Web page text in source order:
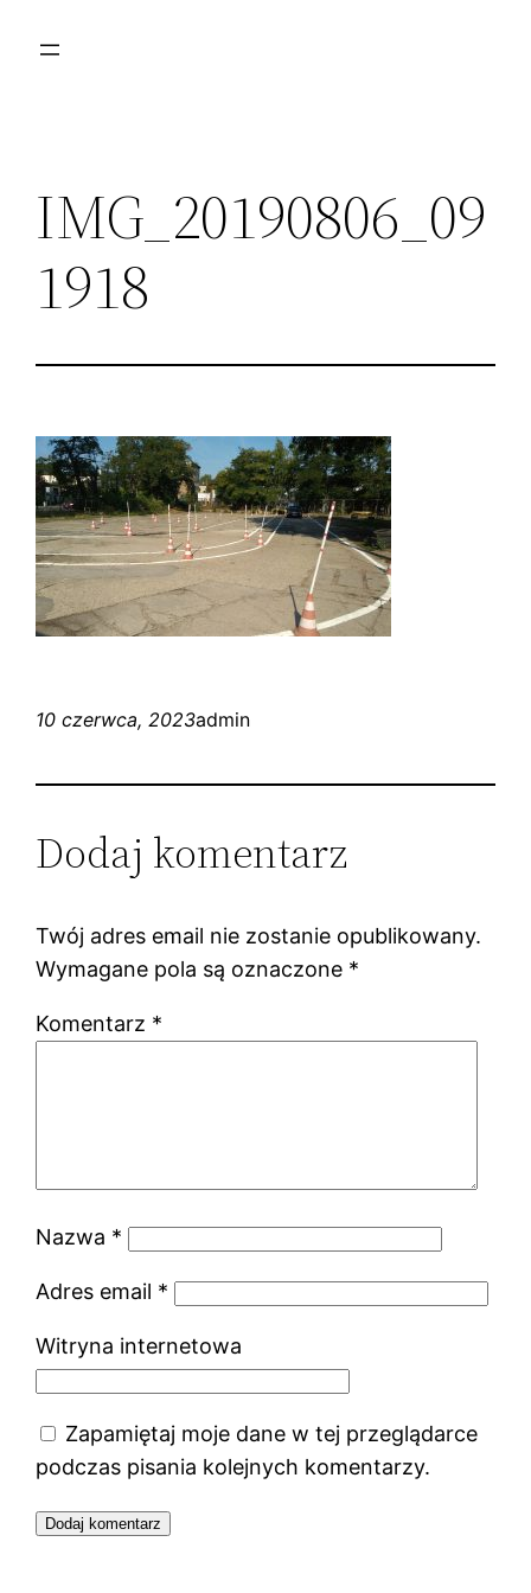
IMG_20190806_09
1918
10 czerwca, 2023admin
Dodaj komentarz
Twój adres email nie zostanie opublikowany.
Wymagane pola są oznaczone *
Komentarz *
Nazwa *
Adres email *
Witryna internetowa
Zapamiętaj moje dane w tej przeglądarce
podczas pisania kolejnych komentarzy.